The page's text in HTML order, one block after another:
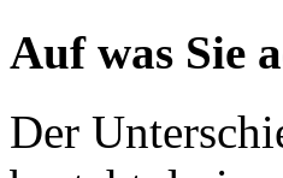
Auf was Sie
Der